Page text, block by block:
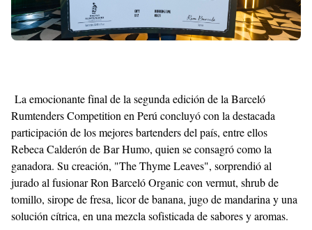
La emocionante final de la segunda edición de la Barceló
Rumtenders Competition en Perú concluyó con la destacada
participación de los mejores bartenders del país, entre ellos
Rebeca Calderón de Bar Humo, quien se consagró como la
ganadora. Su creación, "The Thyme Leaves", sorprendió al
jurado al fusionar Ron Barceló Organic con vermut, shrub de
tomillo, sirope de fresa, licor de banana, jugo de mandarina y una
solución cítrica, en una mezcla sofisticada de sabores y aromas.